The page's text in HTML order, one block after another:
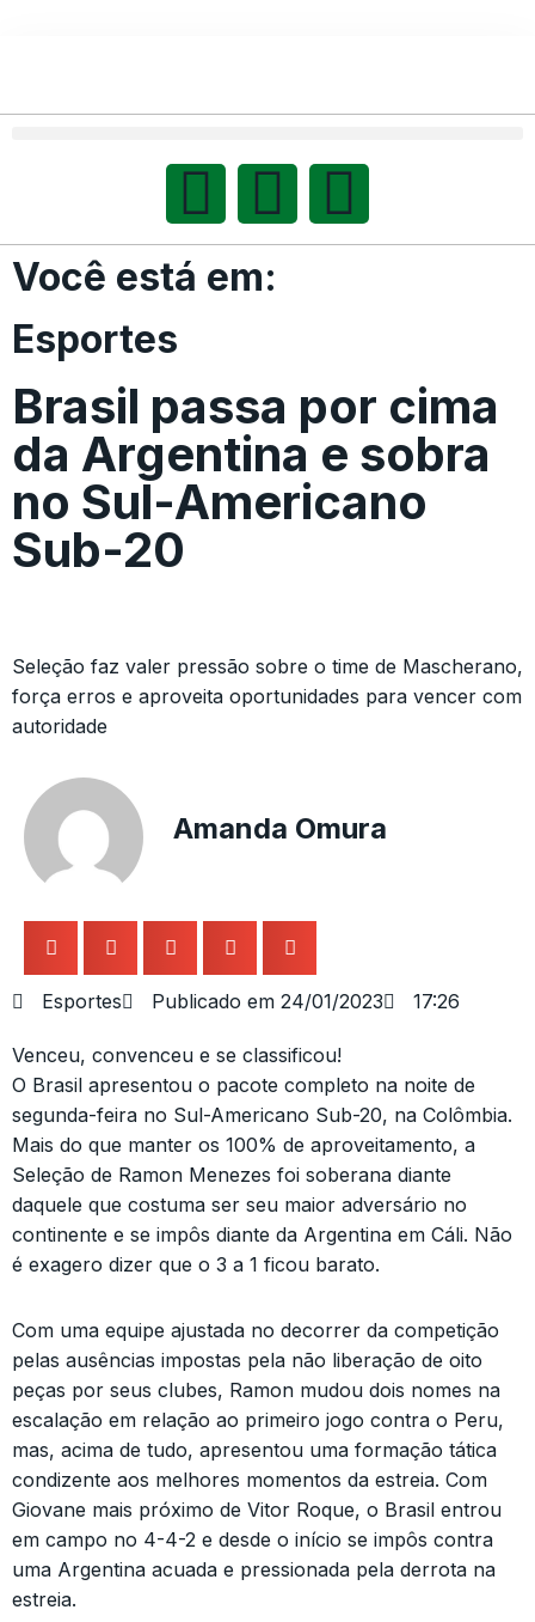
Você está em:
Esportes
Brasil passa por cima
da Argentina e sobra
no Sul-Americano
Sub-20
Seleção faz valer pressão sobre o time de Mascherano,
força erros e aproveita oportunidades para vencer com
autoridade
Amanda Omura
Esportes Publicado em 24/01/2023 17:26
Venceu, convenceu e se classificou!
O Brasil apresentou o pacote completo na noite de
segunda-feira no Sul-Americano Sub-20, na Colômbia.
Mais do que manter os 100% de aproveitamento, a
Seleção de Ramon Menezes foi soberana diante
daquele que costuma ser seu maior adversário no
continente e se impôs diante da Argentina em Cáli. Não
é exagero dizer que o 3 a 1 ficou barato.
Com uma equipe ajustada no decorrer da competição
pelas ausências impostas pela não liberação de oito
peças por seus clubes, Ramon mudou dois nomes na
escalação em relação ao primeiro jogo contra o Peru,
mas, acima de tudo, apresentou uma formação tática
condizente aos melhores momentos da estreia. Com
Giovane mais próximo de Vitor Roque, o Brasil entrou
em campo no 4-4-2 e desde o início se impôs contra
uma Argentina acuada e pressionada pela derrota na
estreia.